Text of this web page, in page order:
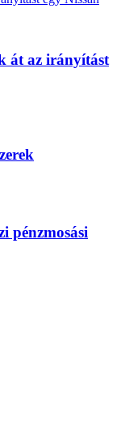
át az irányítást
pénzmosási